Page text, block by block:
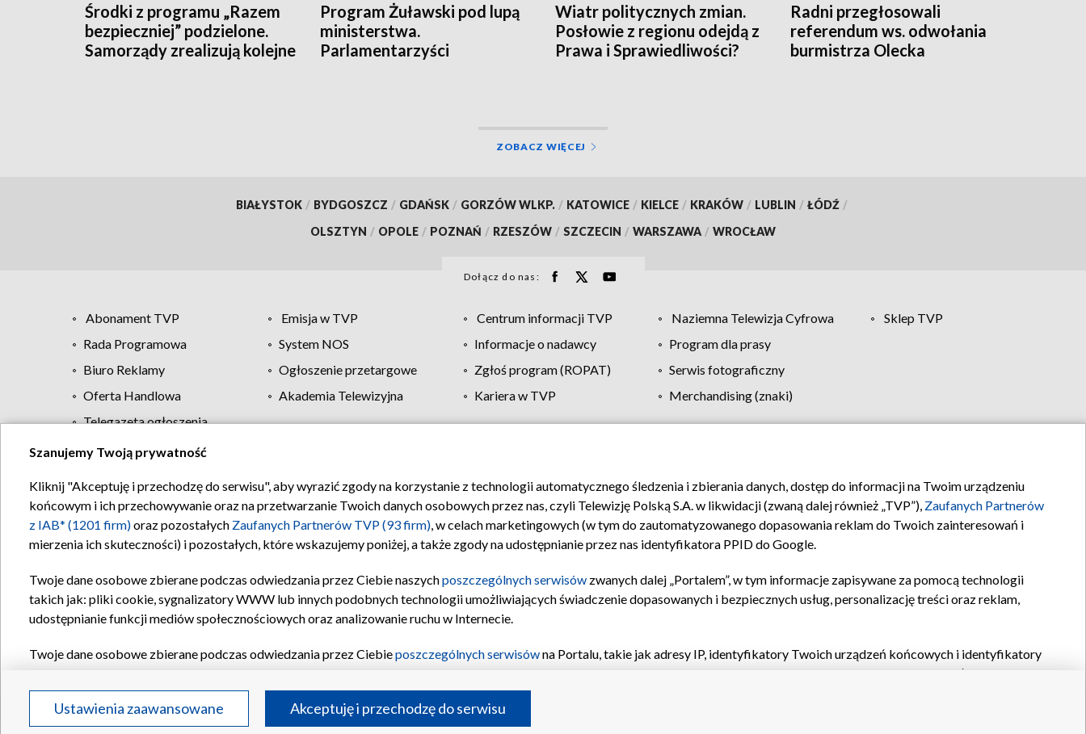
Środki z programu „Razem
bezpieczniej” podzielone.
Samorządy zrealizują kolejne
Program Żuławski pod lupą
ministerstwa.
Parlamentarzyści
Wiatr politycznych zmian.
Posłowie z regionu odejdą z
Prawa i Sprawiedliwości?
Radni przegłosowali
referendum ws. odwołania
burmistrza Olecka
ZOBACZ WIĘCEJ
BIAŁYSTOK / BYDGOSZCZ / GDAŃSK / GORZÓW WLKP. / KATOWICE / KIELCE / KRAKÓW / LUBLIN / ŁÓDŹ /
OLSZTYN / OPOLE / POZNAŃ / RZESZÓW / SZCZECIN / WARSZAWA / WROCŁAW
Dołącz do nas:
Abonament TVP Emisja w TVP Centrum informacji TVP Naziemna Telewizja Cyfrowa
Sklep TVP
Rada Programowa
System NOS Informacje o nadawcy
Program dla prasy
Biuro Reklamy
Ogłoszenie przetargowe Zgłoś program (ROPAT)
Serwis fotograficzny
Oferta Handlowa
Akademia Telewizyjna Kariera w TVP
Merchandising (znaki)
Telegazeta ogłoszenia
Regulamin TVP Polityka prywatności Moje zgody Pomoc Biuro reklamy Kontakt
Szanujemy Twoją prywatność
Kliknij "Akceptuję i przechodzę do serwisu", aby wyrazić zgody na korzystanie z technologii automatycznego śledzenia i zbierania danych, dostęp do informacji na Twoim urządzeniu
końcowym i ich przechowywanie oraz na przetwarzanie Twoich danych osobowych przez nas, czyli Telewizję Polską S.A. w likwidacji (zwaną dalej również „TVP”), Zaufanych Partnerów
z IAB* (1201 firm)oraz pozostałych Zaufanych Partnerów TVP (93 firm), w celach marketingowych (w tym do zautomatyzowanego dopasowania reklam do Twoich zainteresowań i
mierzenia ich skuteczności) i pozostałych, które wskazujemy poniżej, a także zgody na udostępnianie przez nas identyfikatora PPID do Google.
Twoje dane osobowe zbierane podczas odwiedzania przez Ciebie naszychposzczególnych serwisów zwanych dalej „Portalem”, w tym informacje zapisywane za pomocą technologii
takich jak: pliki cookie, sygnalizatory WWW lub innych podobnych technologii umożliwiających świadczenie dopasowanych i bezpiecznych usług, personalizację treści oraz reklam,
udostępnianie funkcji mediów społecznościowych oraz analizowanie ruchu w Internecie.
Twoje dane osobowe zbierane podczas odwiedzania przez Ciebieposzczególnych serwisówna Portalu, takie jak adresy IP, identyfikatory Twoich urządzeń końcowych i identyfikatory
oraz pozostałych
Partnerów TVPdla realizacji następujących celów i funkcji: przechowywania informacji na urządzeniu lub dostęp do nich, wyboru podstawowych reklam, wyboru spersonalizowanych
reklam, tworzenia profilu spersonalizowanych reklam, tworzenia profilu spersonalizowanych treści, wyboru spersonalizowanych treści, pomiaru wydajności reklam, pomiaru wydajności
Ustawienia zaawansowane Akceptuję i przechodzę do serwisu